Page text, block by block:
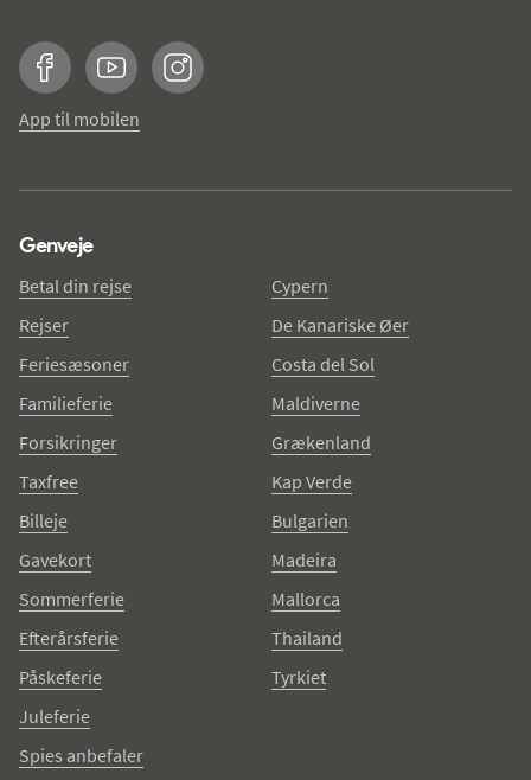
FacebookYouTubeInstagram
App til mobilen
Genveje
Betal din rejse
Rejser
Feriesæsoner
Familieferie
Forsikringer
Taxfree
Billeje
Gavekort
Sommerferie
Efterårsferie
Påskeferie
Juleferie
Spies anbefaler
Cypern
De Kanariske Øer
Costa del Sol
Maldiverne
Grækenland
Kap Verde
Bulgarien
Madeira
Mallorca
Thailand
Tyrkiet